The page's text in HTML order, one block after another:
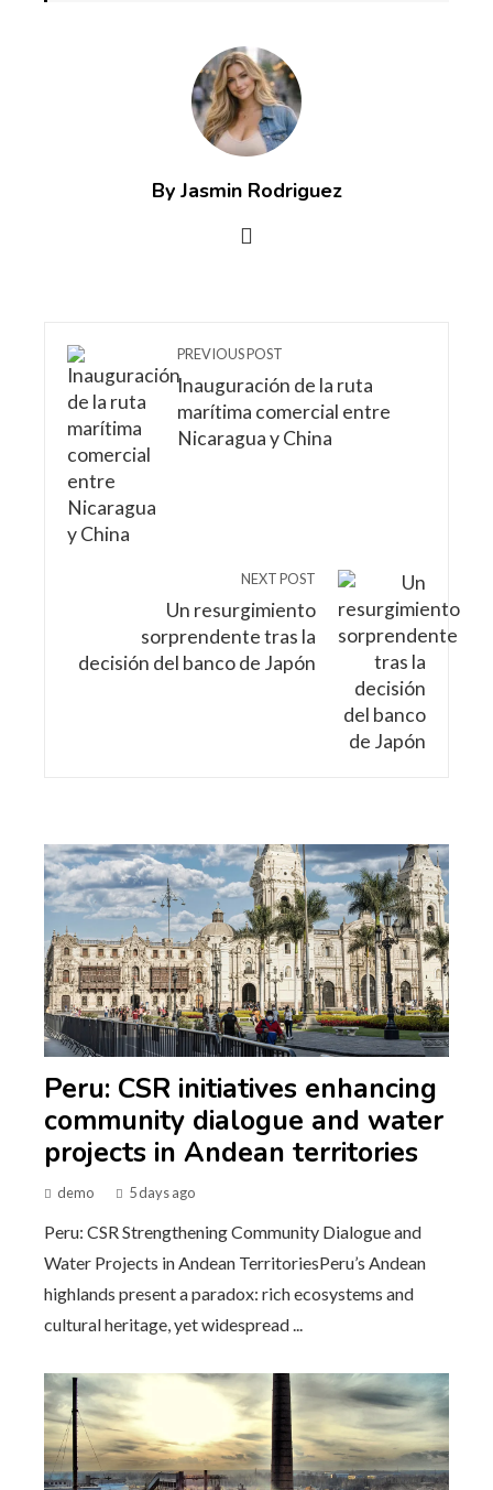
By Jasmin Rodriguez
PREVIOUS POST
Inauguración de la ruta
marítima comercial entre
Nicaragua y China
NEXT POST
Un resurgimiento
sorprendente tras la
decisión del banco de Japón
Peru: CSR initiatives enhancing
community dialogue and water
projects in Andean territories
demo 5 days ago
Peru: CSR Strengthening Community Dialogue and
Water Projects in Andean TerritoriesPeru’s Andean
highlands present a paradox: rich ecosystems and
cultural heritage, yet widespread ...